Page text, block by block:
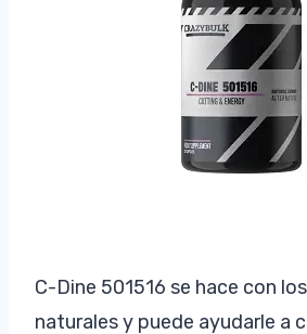
C-Dine 501516 se hace con
naturales y puede ayudarle a